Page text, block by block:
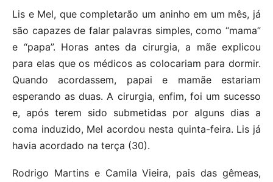
Lis e Mel, que completarão um aninho em um mês, já
são capazes de falar palavras simples, como “mama”
e “papa”. Horas antes da cirurgia, a mãe explicou
para elas que os médicos as colocariam para dormir.
Quando acordassem, papai e mamãe estariam
esperando as duas. A cirurgia, enfim, foi um sucesso
e, após terem sido submetidas por alguns dias a
coma induzido, Mel acordou nesta quinta-feira. Lis já
havia acordado na terça (30).
Rodrigo Martins e Camila Vieira, pais das gêmeas,